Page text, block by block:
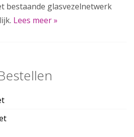
bestaande glasvezelnetwerk
Lees meer »